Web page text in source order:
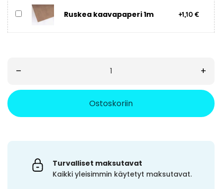
Ruskea kaavapaperi 1m +1,10 €
– +
Ostoskoriin
Turvalliset maksutavat
Kaikki yleisimmin käytetyt maksutavat.